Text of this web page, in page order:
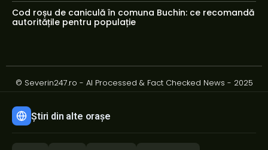
Cod roșu de caniculă în comuna Buchin: ce recomandă
autoritățile pentru populație
© Severin247.ro - AI Processed & Fact Checked News - 2025
Știri din alte orașe